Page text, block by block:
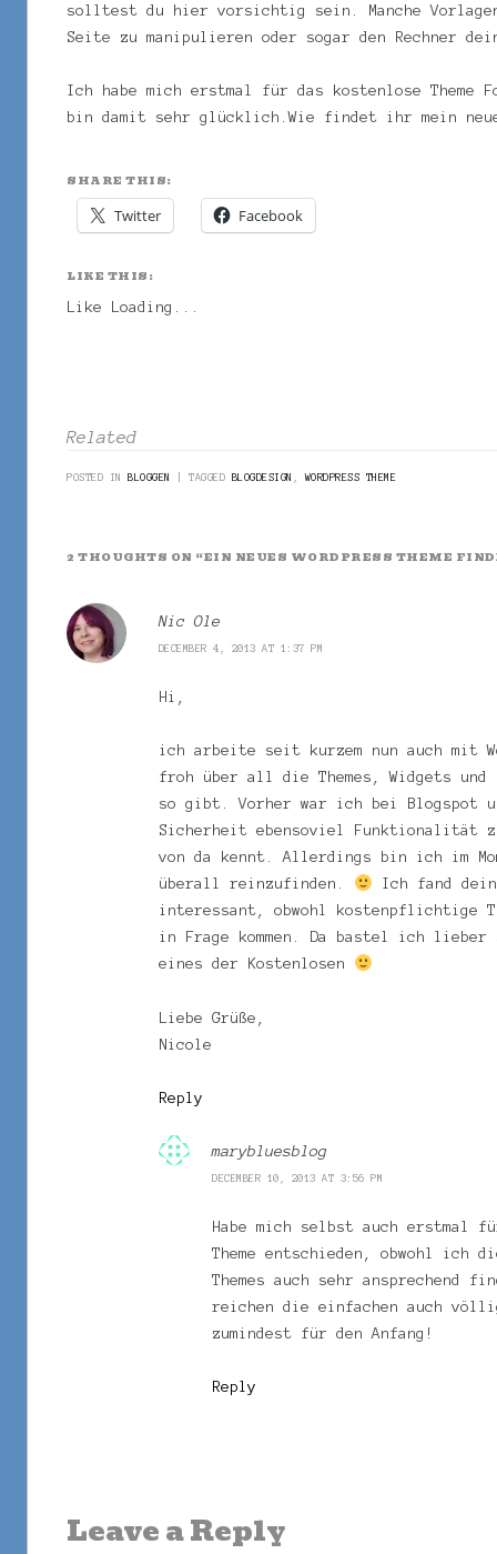
solltest du hier vorsichtig sein. Manche
Seite zu manipulieren oder sogar den Rechner
Ich habe mich erstmal für das kostenlose Theme
bin damit sehr glücklich.Wie findet ihr mein
SHARE THIS:
Twitter Facebook
LIKE THIS:
Like Loading...
Related
POSTED IN BLOGGEN TAGGED BLOGDESIGN ,WORDPRESS THEME
2 THOUGHTS ON “EIN NEUES WORDPRESS THEME
Nic Ole
DECEMBER 4, 2013 AT 1:37 PM
Hi,
ich arbeite seit kurzem nun auch mit
froh über all die Themes, Widgets
so gibt. Vorher war ich bei Blogspot
Sicherheit ebensoviel Funktionalität
von da kennt. Allerdings bin ich im
überall reinzufinden.
Ich fand
interessant, obwohl kostenpflichtige
in Frage kommen. Da bastel ich
eines der Kostenlosen
Liebe Grüße,
Nicole
Reply
marybluesblog
DECEMBER 10, 2013 AT 3:56 PM
Habe mich selbst auch erstmal
Theme entschieden, obwohl ich
Themes auch sehr ansprechend
reichen die einfachen auch
zumindest für den Anfang!
Reply
Leave a Reply